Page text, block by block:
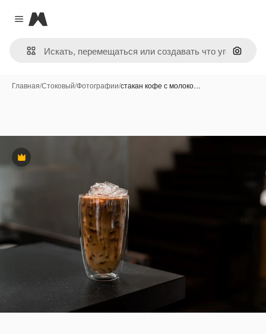
Close menu
Magnific
Поиск
Главная/Стоковый/Фотографии/стакан кофе с молоко…
Премиум